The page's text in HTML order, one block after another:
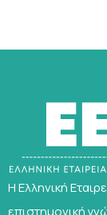
Η Ελληνική
επιστημονική